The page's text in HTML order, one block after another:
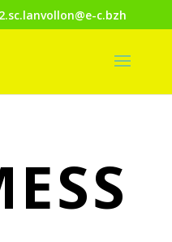
c.bzh